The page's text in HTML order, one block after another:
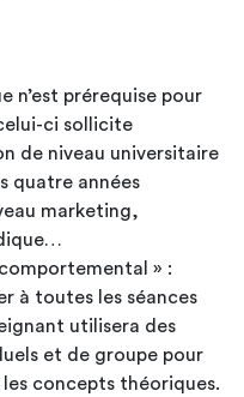
n’est prérequise pour
ci sollicite
de niveau universitaire
quatre années
marketing,
» :
à toutes les séances
utilisera des
et de groupe pour
concepts théoriques.